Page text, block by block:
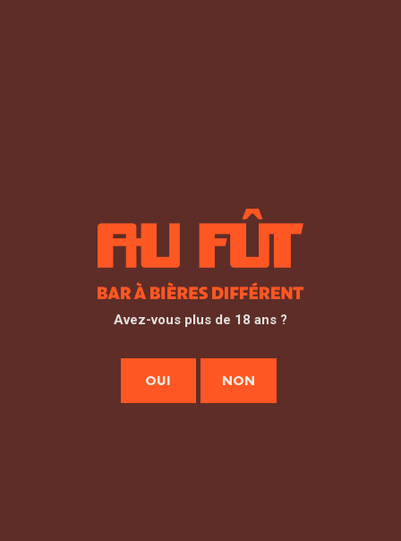
Avez-vous plus de 18 ans ?
OUI NON
12 rue Quentin - 21000 Dijon
dijon@aufut.fr
03 80 41 01 60
17:00–02:00 Jeudi 17:00–02:00 Vendredi 17:00–
02:00 Samedi 10:00–14:00 17:00–02:00 Dimanche
17:00–00:00